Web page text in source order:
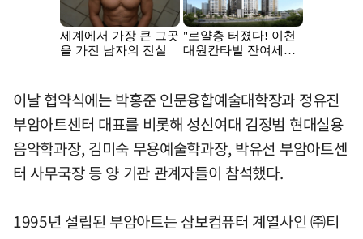
이날 협약식에는 박홍준 인문융합예술대학장과 정유진
부암아트센터 대표를 비롯해 성신여대 김정범 현대실용
음악학과장, 김미숙 무용예술학과장, 박유선 부암아트센
터 사무국장 등 양 기관 관계자들이 참석했다.
1995년 설립된 부암아트는 삼보컴퓨터 계열사인 ㈜티